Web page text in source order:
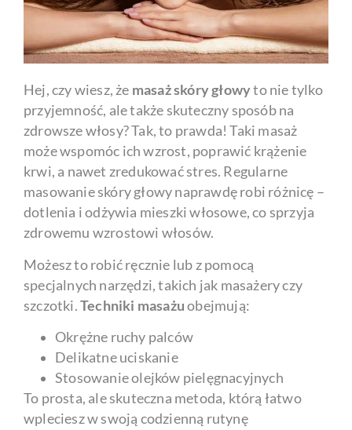
Hej, czy wiesz, że masaż skóry głowyto nie tylko
przyjemność, ale także skuteczny sposób na
zdrowsze włosy? Tak, to prawda! Taki masaż
może wspomóc ich wzrost, poprawić krążenie
krwi, a nawet zredukować stres. Regularne
masowanie skóry głowy naprawdę robi różnicę –
dotlenia i odżywia mieszki włosowe, co sprzyja
zdrowemu wzrostowi włosów.
Możesz to robić ręcznie lub z pomocą
specjalnych narzędzi, takich jak masażery czy
szczotki.Techniki masażuobejmują:
Okrężne ruchy palców
Delikatne uciskanie
Stosowanie olejków pielęgnacyjnych
To prosta, ale skuteczna metoda, którą łatwo
wpleciesz w swoją codzienną rutynę